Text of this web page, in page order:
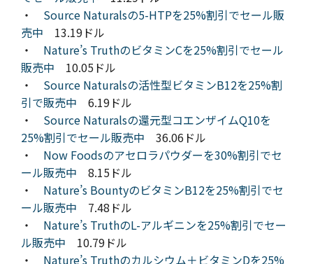
・ Source Naturalsの5-HTPを25%割引でセール販
売中 13.19ドル
・ Nature’s TruthのビタミンCを25%割引でセール
販売中 10.05ドル
・ Source Naturalsの活性型ビタミンB12を25%割
引で販売中 6.19ドル
・ Source Naturalsの還元型コエンザイムQ10を
25%割引でセール販売中 36.06ドル
・ Now Foodsのアセロラパウダーを30%割引でセ
ール販売中 8.15ドル
・ Nature’s BountyのビタミンB12を25%割引でセ
ール販売中 7.48ドル
・ Nature’s TruthのL-アルギニンを25%割引でセー
ル販売中 10.79ドル
・ Nature’s Truthのカルシウム＋ビタミンDを25%